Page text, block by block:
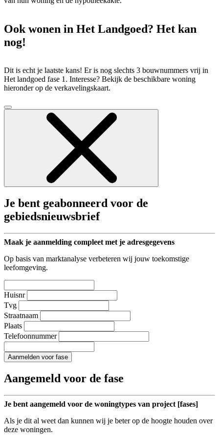
Ook wonen in Het Landgoed? Het kan
nog!
Dit is echt je laatste kans! Er is nog slechts 3 bouwnummers vrij in
Het landgoed fase 1. Interesse? Bekijk de beschikbare woning
hieronder op de verkavelingskaart.
Je bent geabonneerd voor de
gebiedsnieuwsbrief
Maak je aanmelding compleet met je adresgegevens
Op basis van marktanalyse verbeteren wij jouw toekomstige
leefomgeving.
Huisnr
Tvg
Straatnaam
Plaats
Telefoonnummer
Aanmelden voor fase
Aangemeld voor de fase
Je bent aangemeld voor de woningtypes van project [fases]
Als je dit al weet dan kunnen wij je beter op de hoogte houden over
deze woningen.